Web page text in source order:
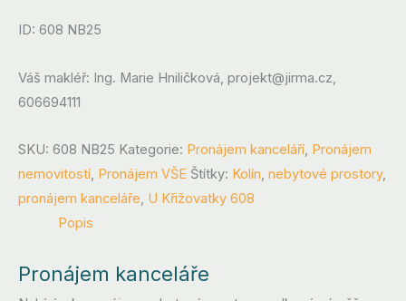
ID: 608 NB25
Váš makléř: Ing. Marie Hniličková, projekt@jirma.cz,
606694111
SKU: 608 NB25 Kategorie: Pronájem kanceláří, Pronájem
nemovitostí, Pronájem VŠE Štítky: Kolín, nebytové prostory,
pronájem kanceláře, U Křižovatky 608
Popis
Pronájem kanceláře